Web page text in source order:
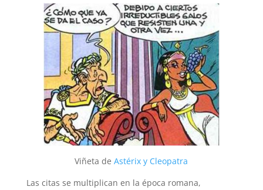
Viñeta deAstérix y Cleopatra
Las citas se multiplican en la época romana,